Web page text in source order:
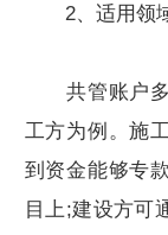
2、适用领
共管账户多
工方为例。施
到资金能够专
目上;建设方可